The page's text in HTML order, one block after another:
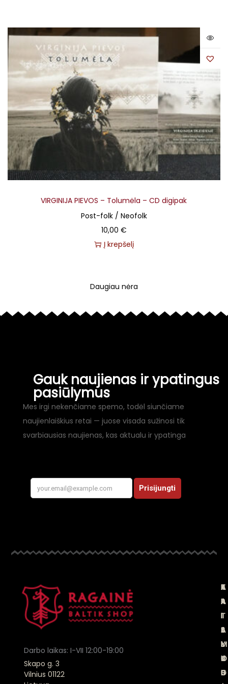
VIRGINIJA PIEVOS – Tolumėla – CD digipak
Post-folk / Neofolk
10,00 €
Į krepšelį
Daugiau nėra
Gauk naujienas ir ypatingus
pasiūlymus
Mes irgi nekenčiame spemo, todėl siunčiame
naujienlaiškius retai — juose visada sužinosi tik
svarbiausias naujienas, kas aktualu ir ypatinga
Darbo laikas: I-VII 12:00-19:00
Skapo g. 3
Vilnius 01122
A
P
I
E
M
U
S
K
A
T
A
L
O
G
T
A
I
S
Y
K
L
P
R
I
S
I
J
U